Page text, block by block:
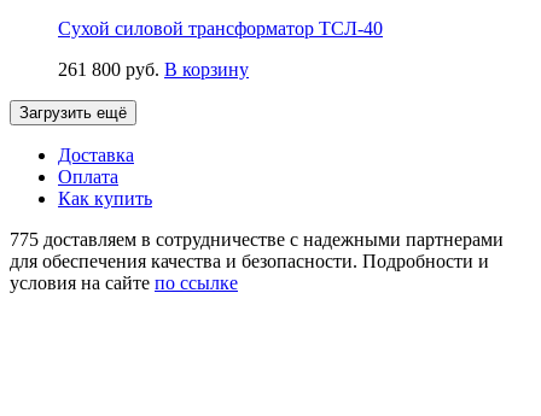
Сухой силовой трансформатор ТСЛ-40
261 800 руб. В корзину
Загрузить ещё
Доставка
Оплата
Как купить
775 доставляем в сотрудничестве с надежными партнерами
для обеспечения качества и безопасности. Подробности и
условия на сайте по ссылке